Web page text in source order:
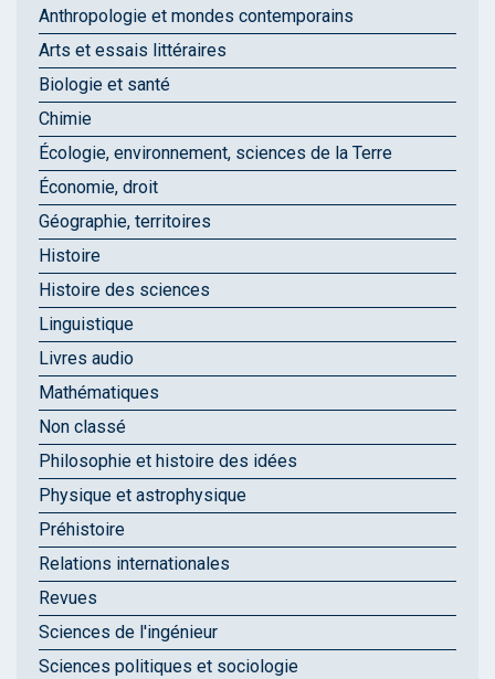
Anthropologie et mondes contemporains
Arts et essais littéraires
Biologie et santé
Chimie
Écologie, environnement, sciences de la Terre
Économie, droit
Géographie, territoires
Histoire
Histoire des sciences
Linguistique
Livres audio
Mathématiques
Non classé
Philosophie et histoire des idées
Physique et astrophysique
Préhistoire
Relations internationales
Revues
Sciences de l'ingénieur
Sciences politiques et sociologie